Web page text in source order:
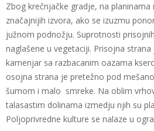
Zbog krečnjačke gradje, na
značajnijih izvora, ako se izuzmu
južnom podnožju. Suprotnosti
naglašene u vegetaciji. Prisojna
kamenjar sa razbacanim oazama
osojna strana je pretežno pod
šumom i malo smreke. Na oblim
talasastim dolinama izmedju njih su
Poljoprivredne kulture se nalaze u